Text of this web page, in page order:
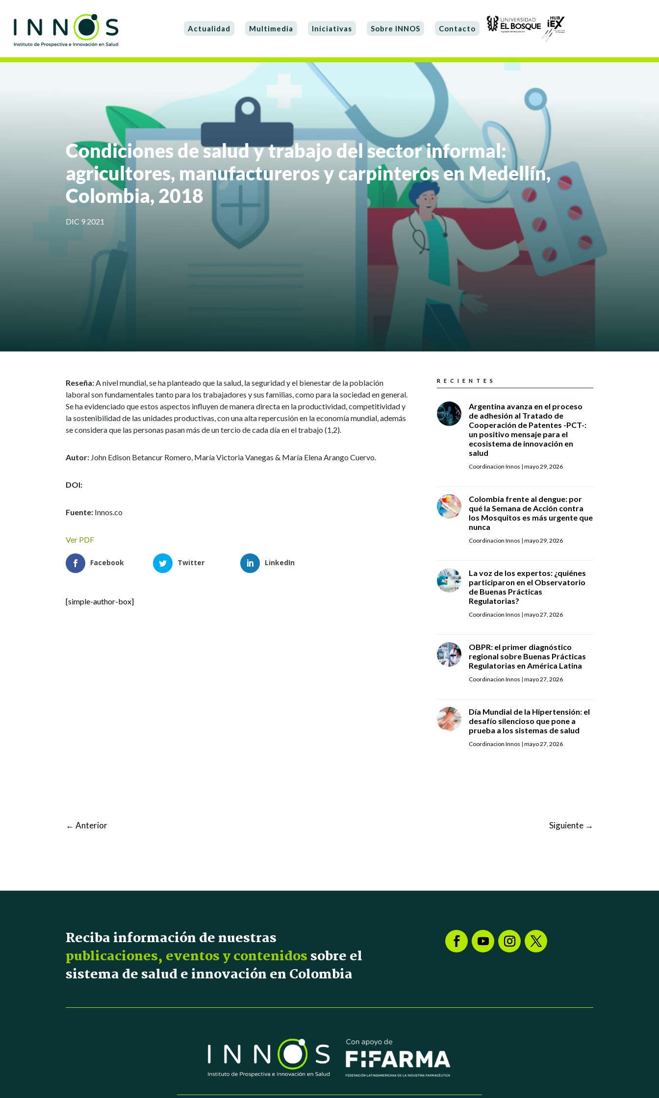
Actualidad Multimedia Iniciativas Sobre INNOS Contacto
Condiciones de salud y trabajo del sector informal:
agricultores, manufactureros y carpinteros en Medellín,
Colombia, 2018
DIC 9 2021
Reseña: A nivel mundial, se ha planteado que la salud, la seguridad y el bienestar de la población
laboral son fundamentales tanto para los trabajadores y sus familias, como para la sociedad en general.
Se ha evidenciado que estos aspectos influyen de manera directa en la productividad, competitividad y
la sostenibilidad de las unidades productivas, con una alta repercusión en la economía mundial, además
se considera que las personas pasan más de un tercio de cada día en el trabajo (1,2).
Autor: John Edison Betancur Romero, María Victoria Vanegas & María Elena Arango Cuervo.
DOI:
Fuente: Innos.co
Ver PDF
Facebook Twitter LinkedIn
[simple-author-box]
RECIENTES
Argentina avanza en el proceso
de adhesión al Tratado de
Cooperación de Patentes -PCT-:
un positivo mensaje para el
ecosistema de innovación en
salud
Coordinacion Innos | mayo 29, 2026
Colombia frente al dengue: por
qué la Semana de Acción contra
los Mosquitos es más urgente que
nunca
Coordinacion Innos | mayo 29, 2026
La voz de los expertos: ¿quiénes
participaron en el Observatorio
de Buenas Prácticas
Regulatorias?
Coordinacion Innos | mayo 27, 2026
OBPR: el primer diagnóstico
regional sobre Buenas Prácticas
Regulatorias en América Latina
Coordinacion Innos | mayo 27, 2026
Día Mundial de la Hipertensión: el
desafío silencioso que pone a
prueba a los sistemas de salud
Coordinacion Innos | mayo 27, 2026
←Anterior Siguiente→
Reciba información de nuestras
publicaciones, eventos y contenidossobre el
sistema de salud e innovación en Colombia